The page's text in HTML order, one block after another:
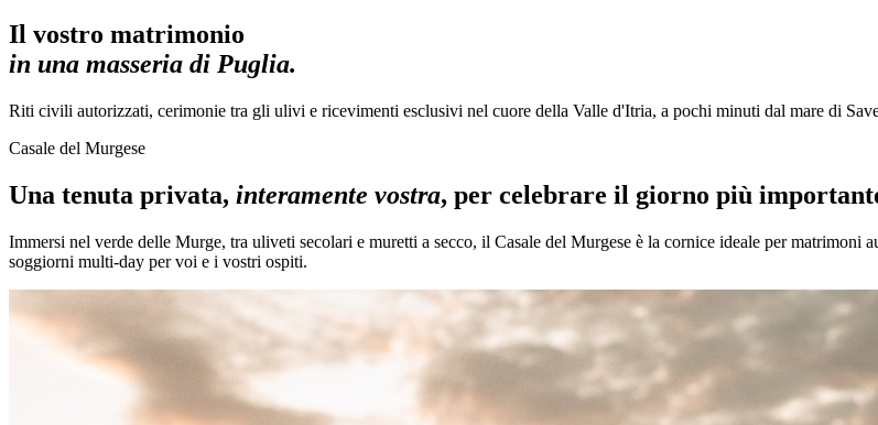
Il vostro matrimonio
in una masseria di Puglia.
Riti civili autorizzati, cerimonie tra gli ulivi e ricevimenti esclusivi nel cuore della Valle d'Itria, a pochi minuti dal mare di
Casale del Murgese
Una tenuta privata, interamente vostra, per celebrare il giorno più
Immersi nel verde delle Murge, tra uliveti secolari e muretti a secco, il Casale del Murgese è la cornice ideale per matrimoni
soggiorni multi-day per voi e i vostri ospiti.